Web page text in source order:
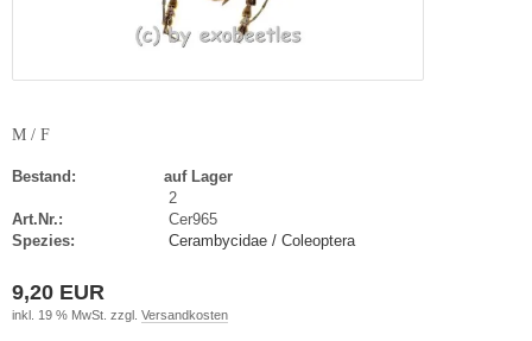
M / F
Bestand:
auf Lager
2
Art.Nr.:
Cer965
Spezies:
Cerambycidae / Coleoptera
9,20 EUR
inkl. 19 % MwSt. zzgl. Versandkosten